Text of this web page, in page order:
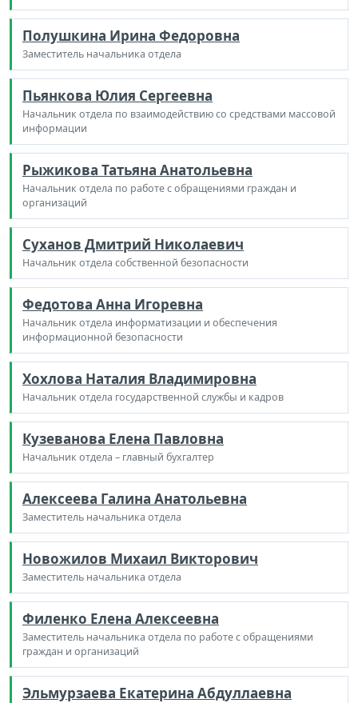
Полушкина Ирина Федоровна
Заместитель начальника отдела
Пьянкова Юлия Сергеевна
Начальник отдела по взаимодействию со средствами массовой
информации
Рыжикова Татьяна Анатольевна
Начальник отдела по работе с обращениями граждан и
организаций
Суханов Дмитрий Николаевич
Начальник отдела собственной безопасности
Федотова Анна Игоревна
Начальник отдела информатизации и обеспечения
информационной безопасности
Хохлова Наталия Владимировна
Начальник отдела государственной службы и кадров
Кузеванова Елена Павловна
Начальник отдела – главный бухгалтер
Алексеева Галина Анатольевна
Заместитель начальника отдела
Новожилов Михаил Викторович
Заместитель начальника отдела
Филенко Елена Алексеевна
Заместитель начальника отдела по работе с обращениями
граждан и организаций
Эльмурзаева Екатерина Абдуллаевна